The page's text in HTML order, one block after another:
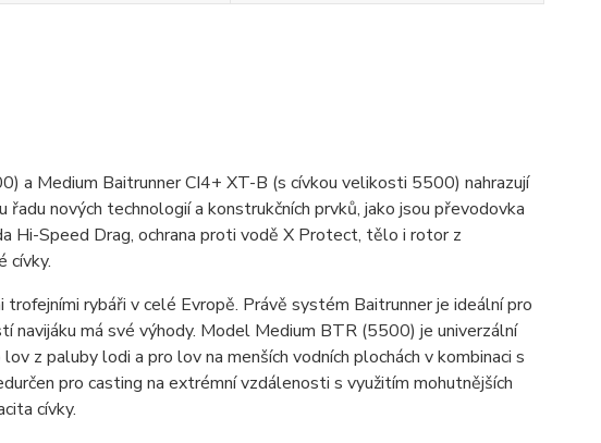
a Medium Baitrunner CI4+ XT-B (s cívkou velikosti 5500) nahrazují
nových technologií a konstrukčních prvků, jako jsou převodovka
Hi-Speed Drag, ochrana proti vodě X Protect, tělo i rotor z
cívky.
rybáři v celé Evropě. Právě systém Baitrunner je ideální pro
navijáku má své výhody. Model Medium BTR (5500) je univerzální
z paluby lodi a pro lov na menších vodních plochách v kombinaci s
pro casting na extrémní vzdálenosti s využitím mohutnějších
cívky.